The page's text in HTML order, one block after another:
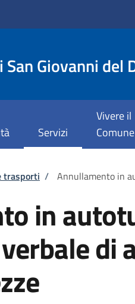
San Giovanni del
Servizi
Vivere il
Comune
trasporti / Annullamento in
in
di